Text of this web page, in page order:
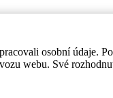
osobní údaje.
webu. Své